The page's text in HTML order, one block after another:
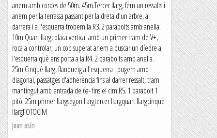
anem amb cordes de 50m. 45m.Tercer llarg, fem un ressalts i
anem per la terrassa passant per la dreta d'un arbre, al
darrera i a l'esquerra trobem la R3. 2 parabolts amb anella.
10m.Quart llarg, placa vertical amb un primer tram de V+,
roca a controlar, un cop superat anem a buscar un díedre a
l'esquerra què ens porta a la R4. 2 parabolts amb anella.
25m.Cinquè llarg, flanqueig a l'esquerra i pugem amb
diagonal, passatges d'adherència fins al darrer ressalt, tram
mantingut amb entrada de 6a- fins el cim R5. 1 parabolt 1
pitó. 25m.primer llargsegon llargtercer llargquart llargcinquè
llargFOTOCIM
Joan asín